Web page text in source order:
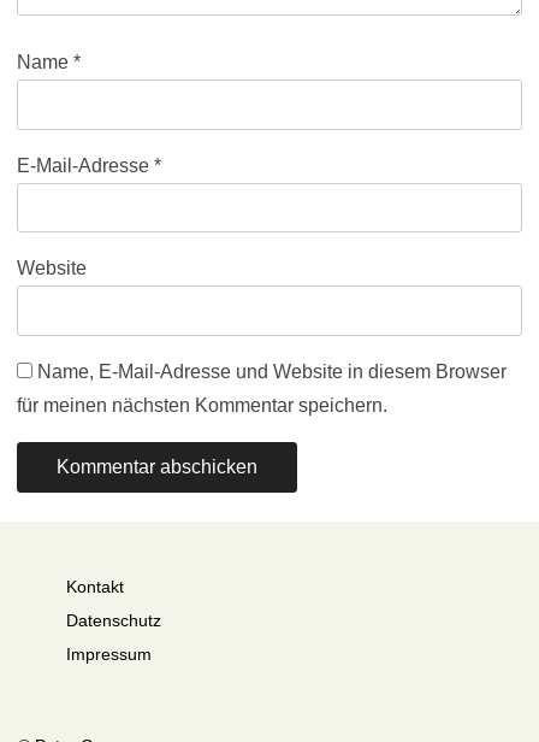
Name *
E-Mail-Adresse *
Website
Name, E-Mail-Adresse und Website in diesem Browser
für meinen nächsten Kommentar speichern.
Kontakt
Datenschutz
Impressum